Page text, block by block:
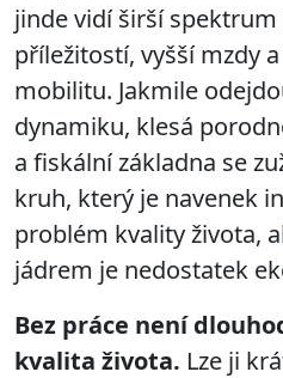
jinde vidí širší
příležitostí, vyšší mzdy
mobilitu. Jakmile
dynamiku, klesá
a fiskální základna se
kruh, který je navenek
problém kvality života,
jádrem je nedostatek
Bez práce není
kvalita života. Lze ji